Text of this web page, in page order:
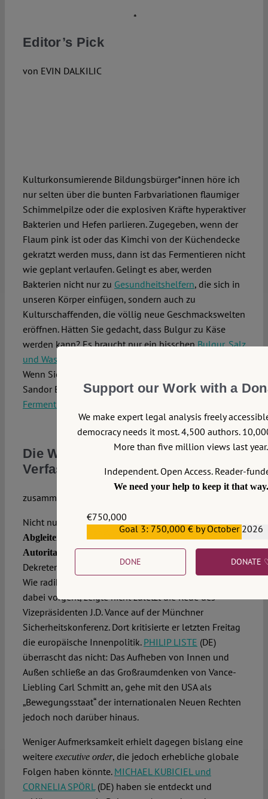
*
Editor’s Pick
von EVIN DALKILIC
Kulturkonsumierende Bildungsbürger*innen höre ich
nur selten über die bunten Farbvariationen flaumiger
Schimmelpilze oder die explosiven Kräfte hyperaktiver
Bakterien und Hefen parlieren. Zugegeben, wenn der
Flaum pink ist oder das Kimchi von der Küchendecke
gekratzt werden muss, dann ist das Fermentieren nicht
wie geplant verlaufen. Gelingt es aber, werden
Bakterien nicht nur zu Gesundheitshelfern, die sich in
unseren Körper einfügen, sondern auch zu
Kulturschaffenden, die völlig neue Geschmackswelten
eröffnen. Hätten Sie gedacht, dass Bulgur zu Käse
werden kann? Es braucht nur ein bisschenBulgur, Salz
und Wasser
Wenn Sie mir nicht trauen, dann kann Ihnen vielleicht
Sandor Ellix Katz mit seinem Buch „Die Kunst des
Fermentierens
*
Die Woche auf dem
Verfassungsblog
zusammengefasst von EVA MARIA BREDLER
Nicht nur KIM LANE SCHEPPELE beschäftigt das
Abgleiten der Vereinigten Staaten in den
Autoritarismus. Auch bei uns bleibt das Dickicht aus
Dekreten und feindlicher Rhetorik ein zentrales Thema.
Wie radikal die neue US-amerikanische Administration
dabei vorgeht, zeigte nicht zuletzt die Rede des
Vizepräsidenten J.D. Vance auf der Münchner
Sicherheitskonferenz. Dort kritisierte er letzten Freitag
die europäische Innenpolitik. PHILIP LISTE (DE)
überrascht das nicht: Das Aufheben von Innen und
Außen schließe an das Großraumdenken von Vance-
Liebling Carl Schmitt an, gehe mit den USA als
„Bewegungsstaat“ der internationalen Neuen Rechten
jedoch noch darüber hinaus.
Weniger Aufmerksamkeit erhielt dagegen bislang eine
weitere executive order, die jedoch erhebliche globale
Folgen haben könnte. MICHAEL KUBICIEL und
CORNELIA SPÖRL(DE) haben sie entdeckt und
Support our Work with a
We make expert legal analysis freely
democracy needs it most. 4,500 authors.
More than five million views last year.
Independent. Open Access. Reader-
We need your help to keep it that way.
€750,000
€559,159Goal 3: 750,000 € by October 2026
DONE DONATE